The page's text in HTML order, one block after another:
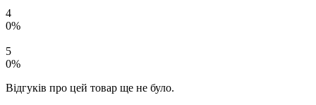
4
0%
5
0%
Відгуків про цей товар ще не було.